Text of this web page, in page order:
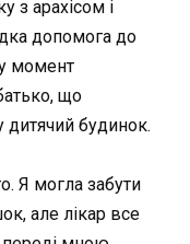
з арахісом і
допомога до
у момент
що
будинок.
Я могла забути
але лікар все